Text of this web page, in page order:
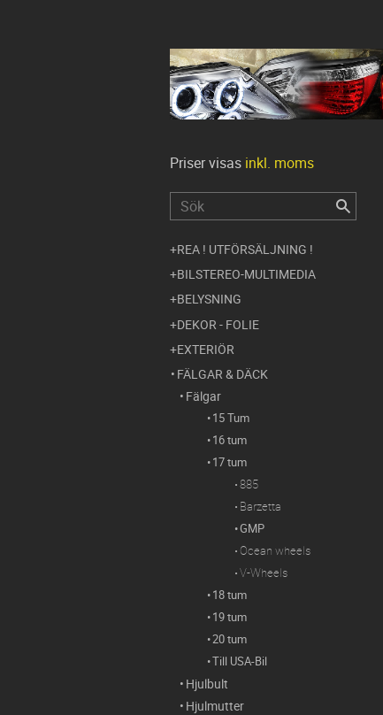
Priser visas inkl. moms
REA ! UTFÖRSÄLJNING !
BILSTEREO-MULTIMEDIA
BELYSNING
DEKOR - FOLIE
EXTERIÖR
FÄLGAR & DÄCK
Fälgar
15 Tum
16 tum
17 tum
885
Barzetta
GMP
Ocean wheels
V-Wheels
18 tum
19 tum
20 tum
Till USA-Bil
Hjulbult
Hjulmutter